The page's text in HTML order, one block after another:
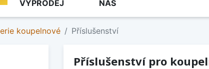
VÝPRODEJ
NÁS
koupelnové Příslušenství
Příslušenství pro